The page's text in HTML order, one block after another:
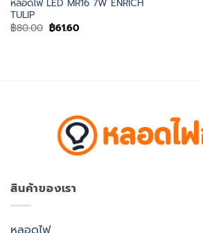
หลอดไฟ LED MR16 7W ENRICH
TULIP
฿80.00 Original
price
฿61.60Current
price
สินค้าของเรา